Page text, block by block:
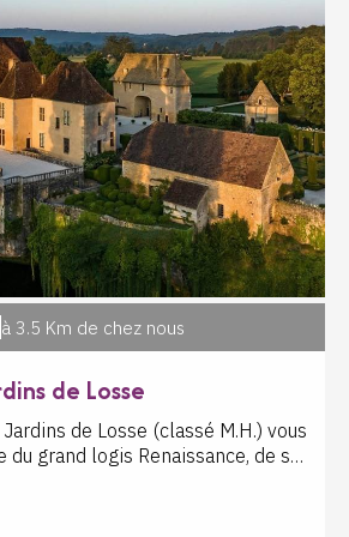
à 3.5 Km de chez nous
de Losse
de Losse (classé M.H.) vous
grand logis Renaissance, de son
de mobilier et de tapisseries